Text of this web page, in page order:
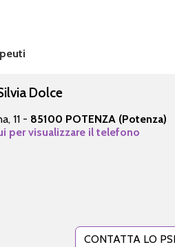
Dolce
11 - 85100 POTENZA (Potenza)
per visualizzare il telefono
CONTATTA LO